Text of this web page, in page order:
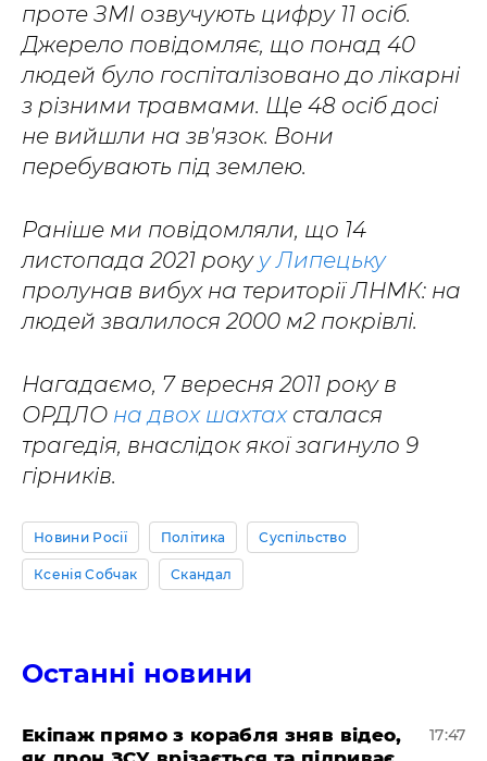
проте ЗМІ озвучують цифру 11 осіб.
Джерело повідомляє, що понад 40
людей було госпіталізовано до лікарні
з різними травмами. Ще 48 осіб досі
не вийшли на зв'язок. Вони
перебувають під землею.
Раніше ми повідомляли, що 14
листопада 2021 року у Липецьку
пролунав вибух на території ЛНМК: на
людей звалилося 2000 м2 покрівлі.
Нагадаємо, 7 вересня 2011 року в
ОРДЛО на двох шахтахсталася
трагедія, внаслідок якої загинуло 9
гірників.
Новини Росії Політика Суспільство
Ксенія Собчак Скандал
Останні новини
Екіпаж прямо з корабля зняв відео,
17:47